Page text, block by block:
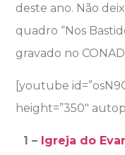
deste ano. Não
quadro “Nos
gravado no
[youtube
height=”350″
1 – Igreja do